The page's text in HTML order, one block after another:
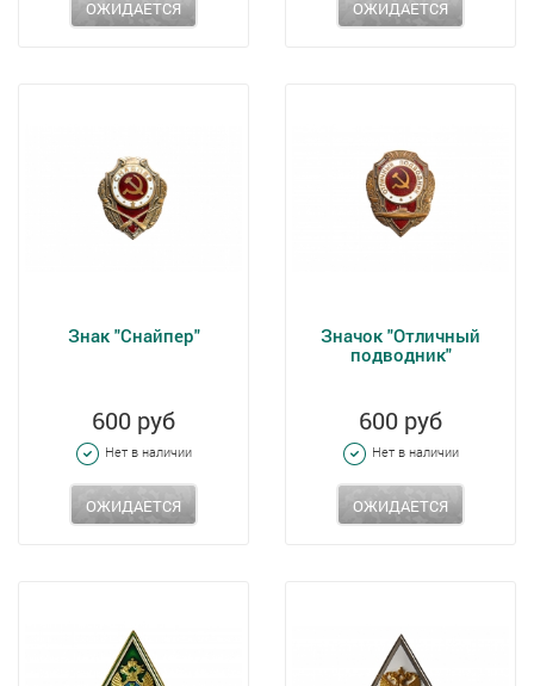
ОЖИДАЕТСЯ ОЖИДАЕТСЯ
Знак "Снайпер"
600 руб
Нет в наличии
ОЖИДАЕТСЯ
Значок "Отличный
подводник"
600 руб
Нет в наличии
ОЖИДАЕТСЯ